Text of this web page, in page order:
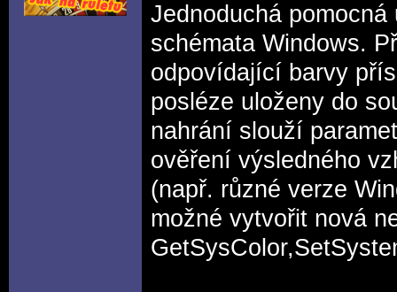
Jednoduchá
schémata Windows.
odpovídající barvy
posléze uloženy do
nahrání slouží
ověření výsledného
(např. různé verze
možné vytvořit nová